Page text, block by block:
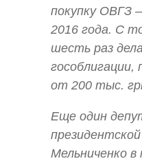
покупку ОВГЗ
2016 года. С
шесть раз
гособлигации,
от 200 тыс.
Еще один
Мельниченко в